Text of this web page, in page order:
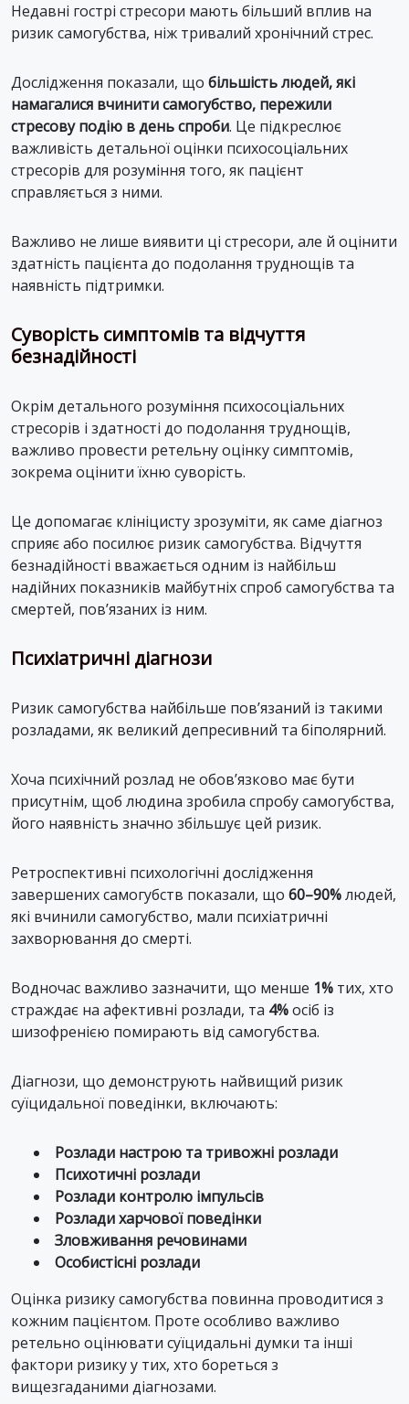
Недавні гострі стресори мають більший вплив на
ризик самогубства, ніж тривалий хронічний стрес.
Дослідження показали, що більшість людей, які
намагалися вчинити самогубство, пережили
стресову подію в день спроби. Це підкреслює
важливість детальної оцінки психосоціальних
стресорів для розуміння того, як пацієнт
справляється з ними.
Важливо не лише виявити ці стресори, але й оцінити
здатність пацієнта до подолання труднощів та
наявність підтримки.
Суворість симптомів та відчуття
безнадійності
Окрім детального розуміння психосоціальних
стресорів і здатності до подолання труднощів,
важливо провести ретельну оцінку симптомів,
зокрема оцінити їхню суворість.
Це допомагає клініцисту зрозуміти, як саме діагноз
сприяє або посилює ризик самогубства. Відчуття
безнадійності вважається одним із найбільш
надійних показників майбутніх спроб самогубства та
смертей, пов’язаних із ним.
Психіатричні діагнози
Ризик самогубства найбільше пов’язаний із такими
розладами, як великий депресивний та біполярний.
Хоча психічний розлад не обов’язково має бути
присутнім, щоб людина зробила спробу самогубства,
його наявність значно збільшує цей ризик.
Ретроспективні психологічні дослідження
завершених самогубств показали, що 60–90%людей,
які вчинили самогубство, мали психіатричні
захворювання до смерті.
Водночас важливо зазначити, що менше 1% тих, хто
страждає на афективні розлади, та 4%осіб із
шизофренією помирають від самогубства.
Діагнози, що демонструють найвищий ризик
суїцидальної поведінки, включають:
Розлади настрою та тривожні розлади
Психотичні розлади
Розлади контролю імпульсів
Розлади харчової поведінки
Зловживання речовинами
Особистісні розлади
Оцінка ризику самогубства повинна проводитися з
кожним пацієнтом. Проте особливо важливо
ретельно оцінювати суїцидальні думки та інші
фактори ризику у тих, хто бореться з
вищезгаданими діагнозами.